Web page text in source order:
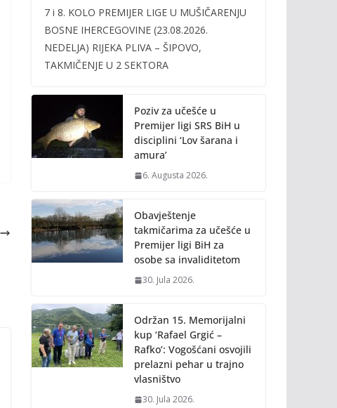
e
b
o
o
k
itt
er
ai
l
p
y
Li
k
7 i 8. KOLO PREMIJER LIGE U MUŠIČARENJU
BOSNE IHERCEGOVINE (23.08.2026.
NEDELJA) RIJEKA PLIVA – ŠIPOVO,
TAKMIČENJE U 2 SEKTORA
Poziv za učešće u
Premijer ligi SRS BiH u
disciplini ‘Lov šarana i
amura’
6. Augusta 2026.
Obavještenje
takmičarima za učešće u
Premijer ligi BiH za
osobe sa invaliditetom
30. Jula 2026.
Održan 15. Memorijalni
kup ‘Rafael Grgić –
Rafko’: Vogošćani osvojili
prelazni pehar u trajno
vlasništvo
30. Jula 2026.